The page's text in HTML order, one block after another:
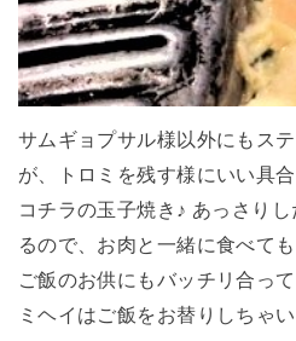
サムギョプサル様以外にもス
が、トロミを残す様にいい具
コチラの玉子焼き♪ あっさり
るので、お肉と一緒に食べても
ご飯のお供にもバッチリ合っ
ミヘイはご飯をお替りしちゃ